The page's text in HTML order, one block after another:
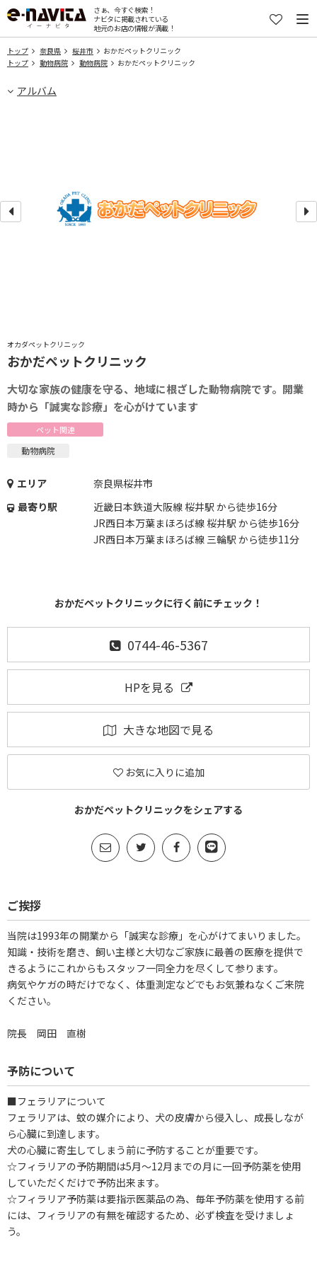
さぁ、今すぐ検索！
ナビタに掲載されている
地元のお店の情報が満載！
トップ 奈良県 桜井市
おかだペットクリニック
トップ
動物病院 動物病院 おかだペットクリニック
アルバム
オカダペットクリニック
おかだペットクリニック
大切な家族の健康を守る、地域に根ざした動物病院です。開業
時から「誠実な診療」を心がけています
ペット関連
動物病院
エリア
奈良県桜井市
最寄り駅
近畿日本鉄道大阪線 桜井駅 から徒歩16分
JR西日本万葉まほろば線 桜井駅 から徒歩16分
JR西日本万葉まほろば線 三輪駅 から徒歩11分
おかだペットクリニックに行く前にチェック！
0744-46-5367
HPを見る
大きな地図で見る
お気に入りに追加
おかだペットクリニックをシェアする
ご挨拶
当院は1993年の開業から「誠実な診療」を心がけてまいりました。
知識・技術を磨き、飼い主様と大切なご家族に最善の医療を提供で
きるようにこれからもスタッフ一同全力を尽くして参ります。
病気やケガの時だけでなく、体重測定などでもお気兼ねなくご来院
ください。
院長 岡田 直樹
予防について
■フェラリアについて
フェラリアは、蚊の媒介により、犬の皮膚から侵入し、成長しなが
ら心臓に到達します。
犬の心臓に寄生してしまう前に予防することが重要です。
☆フィラリアの予防期間は5月～12月までの月に一回予防薬を使用
していただくだけで予防出来ます。
☆フィラリア予防薬は要指示医薬品の為、毎年予防薬を使用する前
には、フィラリアの有無を確認するため、必ず検査を受けましょ
う。